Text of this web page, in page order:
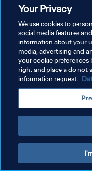
frente a Argentina na final
POLÍTICA DE PRIVACIDADE
TERMOS DE SERVIÇO
ADMINISTRAR AS
Your Privacy
We use cookies to
social media features
information about your
media, advertising and
your cookie
right and place a do not
information request.